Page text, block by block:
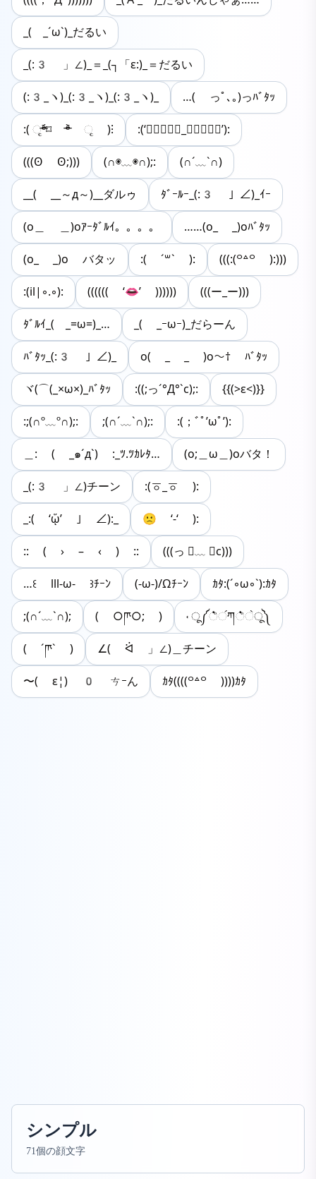
_( _´ω`)_だるい
_(:3 」∠)_＝_(┐「ε:)_＝だるい
(:3_ヽ)_(:3_ヽ)_(:3_ヽ)_ …( っﾟ､｡)っﾊﾞﾀｯ
:( ૃᵒ̴̶̷᷄⌑ ᵒ̴̶̷᷅ ૃ )⁝ :(‘ↂ⃙⃙⃚⃛︎_ↂ⃙⃙⃚⃛︎’):
(((ʘ ʘ;))) (∩◉﹏◉∩);: (∩´﹏`∩)
__( __～д～)__ダルゥ ﾀﾞｰﾙｰ_(:3 」∠)_ｲｰ
(o＿ ＿)oｱｰﾀﾞﾙｲ。。。。 ……(o_ _)oﾊﾞﾀｯ
(o_ _)o バタッ :( ´꒳` ): (((:(꒪꒫꒪ ):)))
:(il|◦.◦): (((((( ‘👄’ )))))) (((ー_ー)))
ﾀﾞﾙｲ_( _=ω=)_… _( _ｰωｰ)_だらーん
ﾊﾞﾀｯ_(:3 」∠)_ o( _ _ )o〜† ﾊﾞﾀｯ
ヾ(⌒(_×ω×)_ﾊﾞﾀｯ :((;っ´°Д°`c);: {{(>ε<)}}
:;(∩º﹏º∩);: ;(∩´﹏`∩);: :(；ﾞﾟ’ωﾟ’):
＿: ( _๑´д`) :_ﾂ.ﾂｶﾚﾀ… (o;＿ω＿)oバタ！
_(:3 」∠)チーン :(ㆆ_ㆆ ):
_:( ‘ᾥ’ ｣ ∠):_ 🙁 ‘-‘ ):
:: ( › – ‹ ) :: (((っ ॑﹏ ॑c)))
…꒰ lll-ω- ꒱ﾁｰﾝ (-ω-)/Ωﾁｰﾝ ｶﾀ:(ˊ◦ω◦ˋ):ｶﾀ
;(∩´﹏`∩); ( ○ཫ○; ) ˓ ू༼ ்ͦ॔ཀ ்ͦ॓ू༽
( ´ཫ` ) ∠( ᐛ 」∠)＿チーン
〜( ε¦) 0 ㄘｰん ｶﾀ((((꒪꒫꒪ ))))ｶﾀ
シンプル
71個の顔文字